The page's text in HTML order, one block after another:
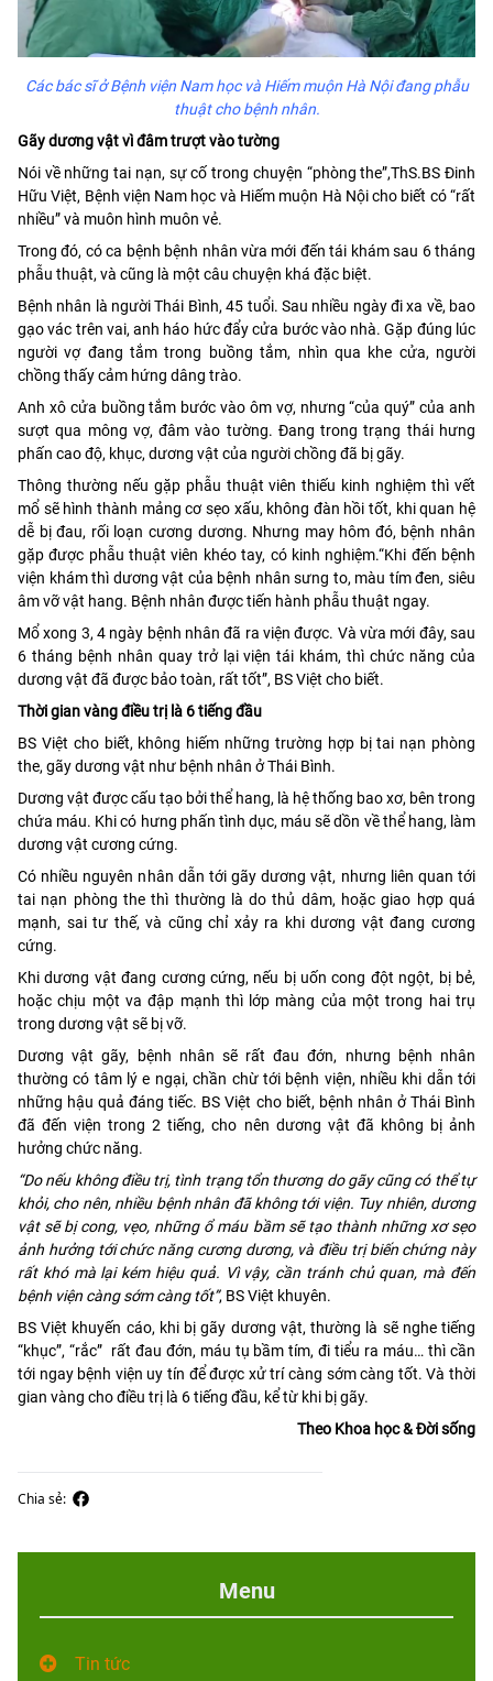
Các bác sĩ ở Bệnh viện Nam học và Hiếm muộn Hà Nội đang phẫu
thuật cho bệnh nhân.
Gãy dương vật vì đâm trượt vào tường
Nói về những tai nạn, sự cố trong chuyện “phòng the”,ThS.BS Đinh
Hữu Việt, Bệnh viện Nam học và Hiếm muộn Hà Nội cho biết có “rất
nhiều” và muôn hình muôn vẻ.
Trong đó, có ca bệnh bệnh nhân vừa mới đến tái khám sau 6 tháng
phẫu thuật, và cũng là một câu chuyện khá đặc biệt.
Bệnh nhân là người Thái Bình, 45 tuổi. Sau nhiều ngày đi xa về, bao
gạo vác trên vai, anh háo hức đẩy cửa bước vào nhà. Gặp đúng lúc
người vợ đang tắm trong buồng tắm, nhìn qua khe cửa, người
chồng thấy cảm hứng dâng trào.
Anh xô cửa buồng tắm bước vào ôm vợ, nhưng “của quý” của anh
sượt qua mông vợ, đâm vào tường. Đang trong trạng thái hưng
phấn cao độ, khục, dương vật của người chồng đã bị gãy.
Thông thường nếu gặp phẫu thuật viên thiếu kinh nghiệm thì vết
mổ sẽ hình thành mảng cơ sẹo xấu, không đàn hồi tốt, khi quan hệ
dễ bị đau, rối loạn cương dương. Nhưng may hôm đó, bệnh nhân
gặp được phẫu thuật viên khéo tay, có kinh nghiệm.“Khi đến bệnh
viện khám thì dương vật của bệnh nhân sưng to, màu tím đen, siêu
âm vỡ vật hang. Bệnh nhân được tiến hành phẫu thuật ngay.
Mổ xong 3, 4 ngày bệnh nhân đã ra viện được. Và vừa mới đây, sau
6 tháng bệnh nhân quay trở lại viện tái khám, thì chức năng của
dương vật đã được bảo toàn, rất tốt”, BS Việt cho biết.
Thời gian vàng điều trị là 6 tiếng đầu
BS Việt cho biết, không hiếm những trường hợp bị tai nạn phòng
the, gãy dương vật như bệnh nhân ở Thái Bình.
Dương vật được cấu tạo bởi thể hang, là hệ thống bao xơ, bên trong
chứa máu. Khi có hưng phấn tình dục, máu sẽ dồn về thể hang, làm
dương vật cương cứng.
Có nhiều nguyên nhân dẫn tới gãy dương vật, nhưng liên quan tới
tai nạn phòng the thì thường là do thủ dâm, hoặc giao hợp quá
mạnh, sai tư thế, và cũng chỉ xảy ra khi dương vật đang cương
cứng.
Khi dương vật đang cương cứng, nếu bị uốn cong đột ngột, bị bẻ,
hoặc chịu một va đập mạnh thì lớp màng của một trong hai trụ
trong dương vật sẽ bị vỡ.
Dương vật gãy, bệnh nhân sẽ rất đau đớn, nhưng bệnh nhân
thường có tâm lý e ngại, chần chừ tới bệnh viện, nhiều khi dẫn tới
những hậu quả đáng tiếc. BS Việt cho biết, bệnh nhân ở Thái Bình
đã đến viện trong 2 tiếng, cho nên dương vật đã không bị ảnh
hưởng chức năng.
“Do nếu không điều trị, tình trạng tổn thương do gãy cũng có thể tự
khỏi, cho nên, nhiều bệnh nhân đã không tới viện. Tuy nhiên, dương
vật sẽ bị cong, vẹo, những ổ máu bầm sẽ tạo thành những xơ sẹo
ảnh hưởng tới chức năng cương dương, và điều trị biến chứng này
rất khó mà lại kém hiệu quả. Vì vậy, cần tránh chủ quan, mà đến
bệnh viện càng sớm càng tốt”, BS Việt khuyên.
BS Việt khuyến cáo, khi bị gãy dương vật, thường là sẽ nghe tiếng
“khục”, “rắc” rất đau đớn, máu tụ bầm tím, đi tiểu ra máu… thì cần
tới ngay bệnh viện uy tín để được xử trí càng sớm càng tốt. Và thời
gian vàng cho điều trị là 6 tiếng đầu, kể từ khi bị gãy.
Theo Khoa học & Đời sống
Chia sẻ:
Menu
Tin tức